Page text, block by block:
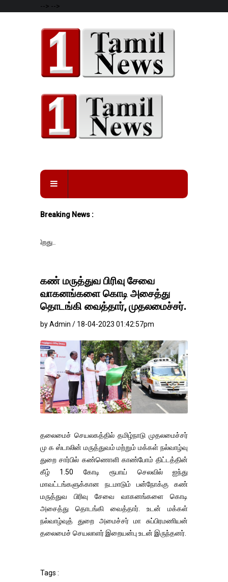
--> -->
Breaking News :
கண் மருத்துவ பிரிவு சேவை
வாகனங்களை கொடி அசைத்து
தொடங்கி வைத்தார், முதலமைச்சர்.
by Admin / 18-04-2023 01:42:57pm
தலைமைச் செயலகத்தில் தமிழ்நாடு முதலமைச்சர்
மு க ஸ்டாலின் மருத்துவம் மற்றும் மக்கள் நல்வாழ்வு
துறை சார்பில் கண்ணொளி காண்போம் திட்டத்தின்
கீழ் 1.50 கோடி ரூபாய் செலவில் ஐந்து
மாவட்டங்களுக்கான நடமாடும் பன்நோக்கு கண்
மருத்துவ பிரிவு சேவை வாகனங்களை கொடி
அசைத்து தொடங்கி வைத்தார். உடன் மக்கள்
நல்வாழ்வுத் துறை அமைச்சர் மா சுப்பிரமணியன்
தலைமைச் செயலாளர் இறையன்பு உடன் இருந்தனர்.
Tags :